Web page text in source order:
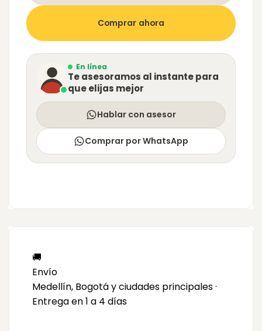
Comprar ahora
En línea
Te asesoramos al instante para
que elijas mejor
Hablar con asesor
Comprar por WhatsApp
🚚
Envío
Medellín, Bogotá y ciudades principales ·
Entrega en 1 a 4 días